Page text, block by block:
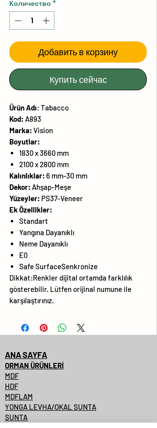
Количество *
Добавить в корзину
Купить сейчас
ÜrünAdı: Tabacco
Kod: A893
Marka: Vision
Boyutlar:
1830 x 3660 mm
2100 x 2800 mm
Kalınlıklar: 6 mm-30 mm
Dekor: Ahşap-Meşe
Yüzeyler: PS37-Veneer
Ek Özellikler:
Standart
Yangına Dayanıklı
Neme Dayanıklı
E0
Safe SurfaceSenkronize
Dikkat:Renkler dijital ortamda farklılık
gösterebilir. Lütfen orijinal numune ile
karşılaştırınız.
ANA SAYFA
ORMAN ÜRÜNLERİ
MDF
HDF
MDFLAM
YONGA LEVHA/OKAL SUNTA
SUNTA